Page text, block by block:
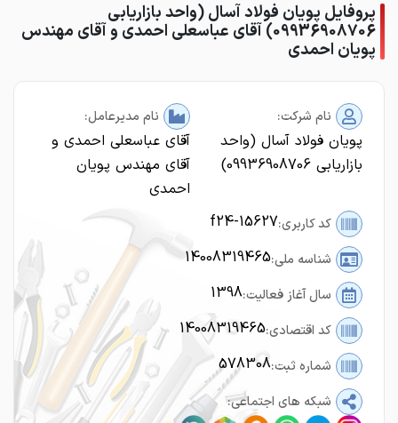
پروفایل پویان فولاد آسال (واحد بازاریابی
09936908706) آقای عباسعلی احمدی و آقای مهندس
پویان احمدی
نام شرکت:
پویان فولاد آسال (واحد
بازاریابی 09936908706)
نام مدیرعامل:
آقای عباسعلی احمدی و
آقای مهندس پویان
احمدی
کد کاربری:f24-15627
شناسه ملی:14008319465
سال آغاز فعالیت:1398
کد اقتصادی:14008319465
شماره ثبت:578308
شبکه های اجتماعی: